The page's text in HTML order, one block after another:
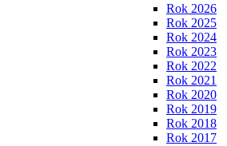
Rok 2026
Rok 2025
Rok 2024
Rok 2023
Rok 2022
Rok 2021
Rok 2020
Rok 2019
Rok 2018
Rok 2017